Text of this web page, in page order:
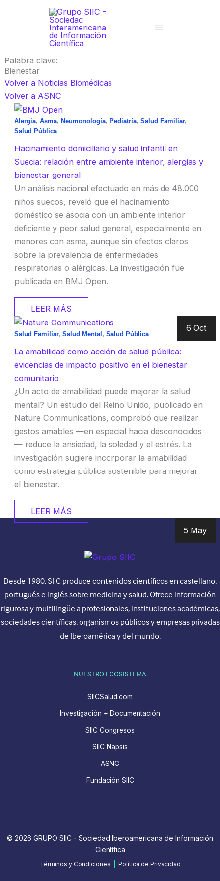
Palabra clave:
Bienestar
Volver a Noticias Biomédicas
Volver a ASNC
Alergia, Asma, Neumonología, Pediatría, Salud Familiar,
Salud Pública
Hacinamiento domiciliario y salud infantil en
Suecia: relación entre ambiente interior, alergias y
bienestar general
Un análisis nacional efectuado en más de 48.000
niños suecos, reveló que el hacinamiento
doméstico se asocia con un ambiente interior
deficiente y peor salud general, especialmente en
menores con asma, aunque sin efectos claros
sobre la prevalencia de enfermedades
respiratorias o alérgicas. La investigación fue
publicada en BMJ Open.
LEER MÁS
6 Oct
Salud Familiar, Salud Mental, Salud Pública
La amabilidad como acción de salud pública:
evidencias de impacto positivo en el bienestar
comunitario
¿Un acto de amabilidad puede mejorar la salud
mental? Un estudio del Reino Unido, publicado en
Nature Communications, comprobó que realizar
gestos amables —en especial hacia desconocidos
— reduce la ansiedad, la soledad y el estrés. La
investigación sugiere incorporar la amabilidad
como estrategia pública sostenible para mejorar
el bienestar.
LEER MÁS
5 May
Desde 1980, SIIC produce contenidos científicos en castellano,
portugués e inglés sobre medicina y salud. Ofrece información
rigurosa y multilingüe a profesionales, instituciones académicas,
sociedades científicas, organismos públicos y empresas privadas
de Iberoamérica y del mundo.
NUESTRO ECOSISTEMA
SIICSalud.com
Investigación + Documentación
SIIC Congresos
SIIC Napsis
ASNC
Fundación SIIC
© 2026 GRUPO SIIC - Sociedad Iberoamericana de Información
Científica
Términos y Condiciones Política de Privacidad